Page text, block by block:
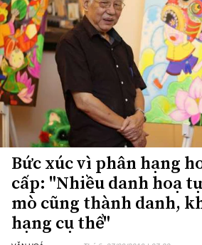
Bức xúc vì phân hạng
cấp: "Nhiều danh hoạ
mò cũng thành danh,
hạng cụ thể"